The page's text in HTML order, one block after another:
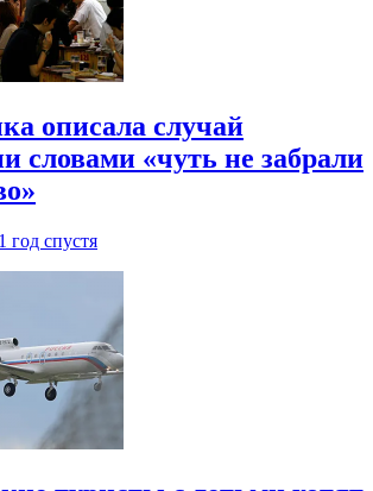
описала случай
словами «чуть не забрали
1 год спустя